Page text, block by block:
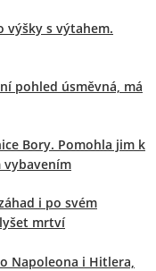
výšky s výtahem.
pohled úsměvná, má
Bory. Pomohla jim k
vybavením
i po svém
mrtví
Napoleona i Hitlera,